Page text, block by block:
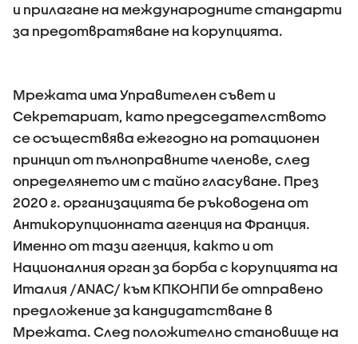
и прилагане на международните стандарти
за предотвратяване на корупцията.
Мрежата има Управителен съвет и
Секретариат, като председателството
се осъществява ежегодно на ротационен
принцип от пълноправните членове, след
определянето им с тайно гласуване. През
2020 г. организацията бе ръководена от
Антикорупционната агенция на Франция.
Именно от тази агенция, както и от
Националния орган за борба с корупцията на
Италия /ANAC/ към КПКОНПИ бе отправено
предложение за кандидатстване в
Мрежата. След положително становище на